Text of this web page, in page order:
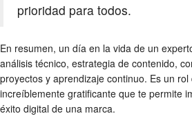
prioridad para todos.
En resumen, un día en la vida de un
análisis técnico, estrategia de contenido,
proyectos y aprendizaje continuo. Es un
increíblemente gratificante que te permite
éxito digital de una marca.